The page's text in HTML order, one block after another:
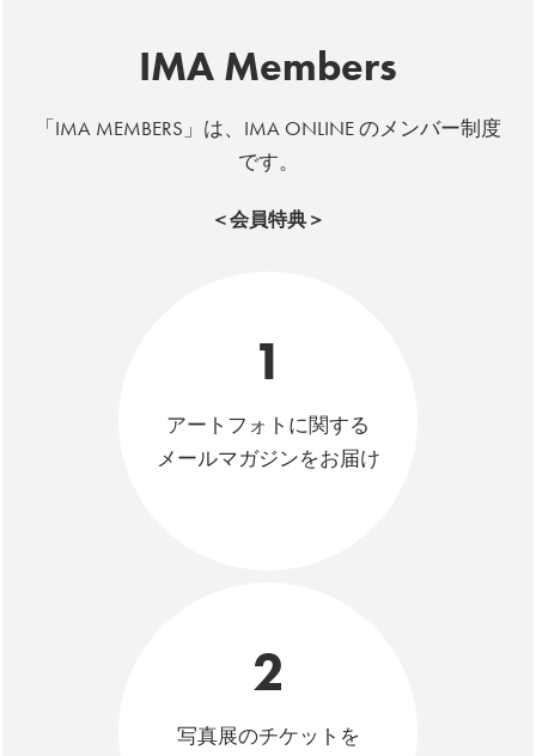
IMA Members
「IMA MEMBERS」は、IMA ONLINE のメンバー制度
です。
＜会員特典＞
1
アートフォトに関する
メールマガジンをお届け
2
写真展のチケットを